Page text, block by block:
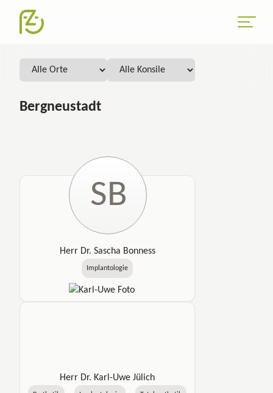
Bergneustadt
SB
Herr Dr. Sascha Bonness
Implantologie
Herr Dr. Karl-Uwe Jülich